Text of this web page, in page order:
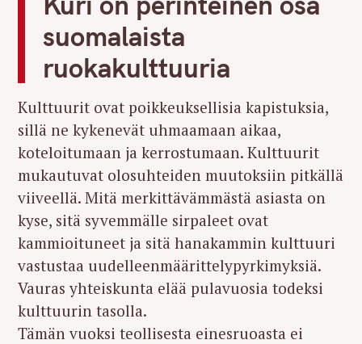
suomalaista
ruokakulttuuria
Kulttuurit ovat poikkeuksellisia kapistuksia,
sillä ne kykenevät uhmaamaan aikaa,
koteloitumaan ja kerrostumaan. Kulttuurit
mukautuvat olosuhteiden muutoksiin pitkällä
viiveellä. Mitä merkittävämmästä asiasta on
kyse, sitä syvemmälle sirpaleet ovat
kammioituneet ja sitä hanakammin kulttuuri
vastustaa uudelleenmäärittelypyrkimyksiä.
Vauras yhteiskunta elää pulavuosia todeksi
kulttuurin tasolla.
Tämän vuoksi teollisesta einesruoasta ei